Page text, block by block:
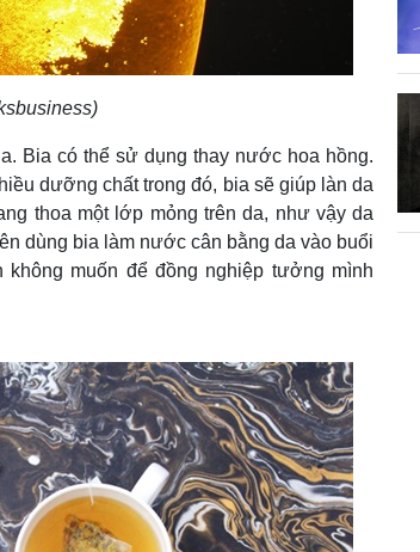
Bia có thể sử dụng thay nước hoa hồng.
dưỡng chất trong đó, bia sẽ giúp làn da
thoa một lớp mỏng trên da, như vậy da
dùng bia làm nước cân bằng da vào buổi
muốn để đồng nghiệp tưởng mình